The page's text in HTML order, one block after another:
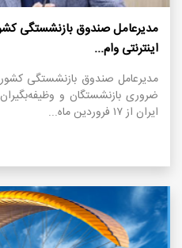
مدیرعامل صندوق بازنشستگی
اینترنتی وام...
مدیرعامل صندوق بازنشستگی
ضروری بازنشستگان و
ایران از ۱۷ فروردین ماه...